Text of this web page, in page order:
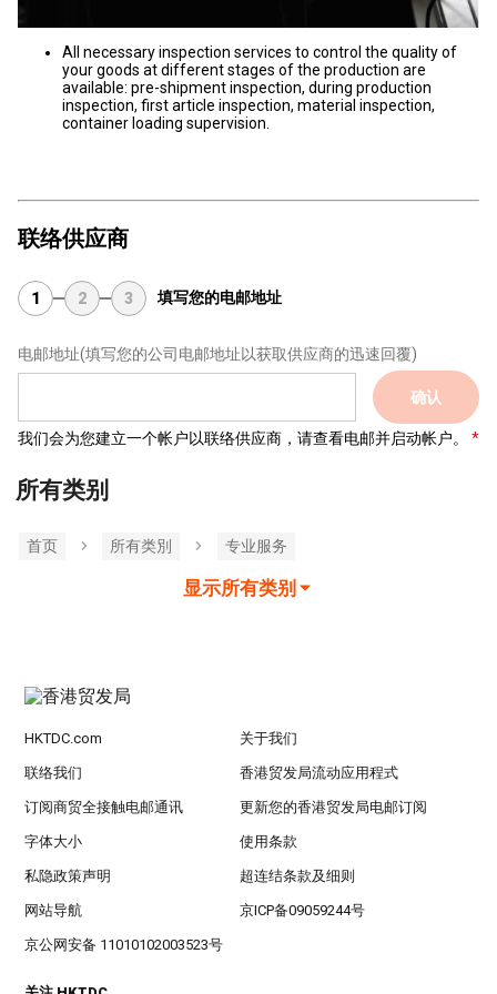
All necessary inspection services to control the quality of
your goods at different stages of the production are
available: pre-shipment inspection, during production
inspection, first article inspection, material inspection,
container loading supervision.
联络供应商
1 2 3 填写您的电邮地址
电邮地址(填写您的公司电邮地址以获取供应商的迅速回覆)
确认
我们会为您建立一个帐户以联络供应商，请查看电邮并启动帐户。
所有类别
首页 所有类別 专业服务
显示所有类别
HKTDC.com 关于我们
联络我们 香港贸发局流动应用程式
订阅商贸全接触电邮通讯 更新您的香港贸发局电邮订阅
字体大小 使用条款
私隐政策声明 超连结条款及细则
网站导航 京ICP备09059244号
京公网安备 11010102003523号